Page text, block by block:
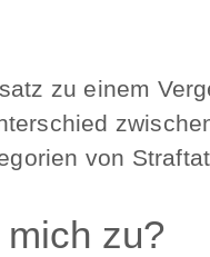
zu einem
von
zu?